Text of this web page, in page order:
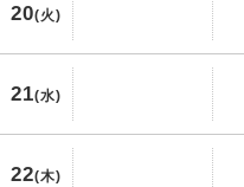
20(火)
21(水)
22(木)